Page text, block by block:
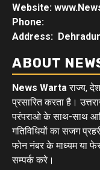
Website:
Phone:
Address:
ABOUT
News Wartaराज्य,
प्रसारित करता है।
परंपराओ के साथ-साथ
गतिविधियों का सजग
फोन नंबर के माध्यम या
सम्पर्क करे।